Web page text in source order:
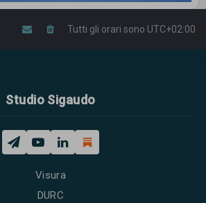
Tutti gli orari sono UTC+02:00
Studio Sigaudo
Visura
DURC